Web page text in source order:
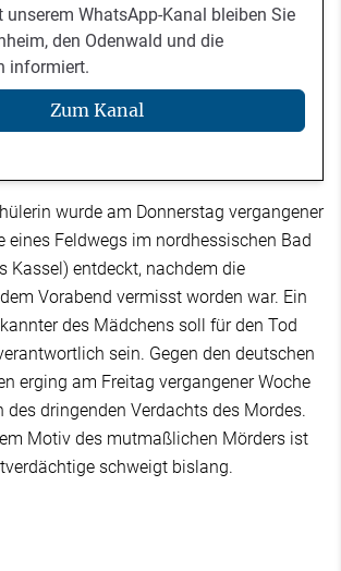
unserem WhatsApp-Kanal bleiben Sie
den Odenwald und die
informiert.
Zum Kanal
wurde am Donnerstag vergangener
eines Feldwegs im nordhessischen Bad
Kassel) entdeckt, nachdem die
Vorabend vermisst worden war. Ein
des Mädchens soll für den Tod
sein. Gegen den deutschen
erging am Freitag vergangener Woche
des dringenden Verdachts des Mordes.
Motiv des mutmaßlichen Mörders ist
schweigt bislang.